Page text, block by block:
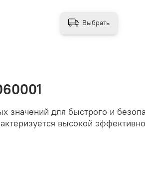
значений для быстрого и
высокой
Выбрать